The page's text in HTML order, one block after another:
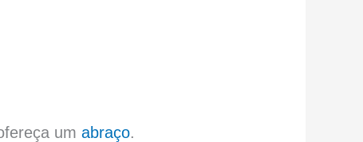
umabraço.